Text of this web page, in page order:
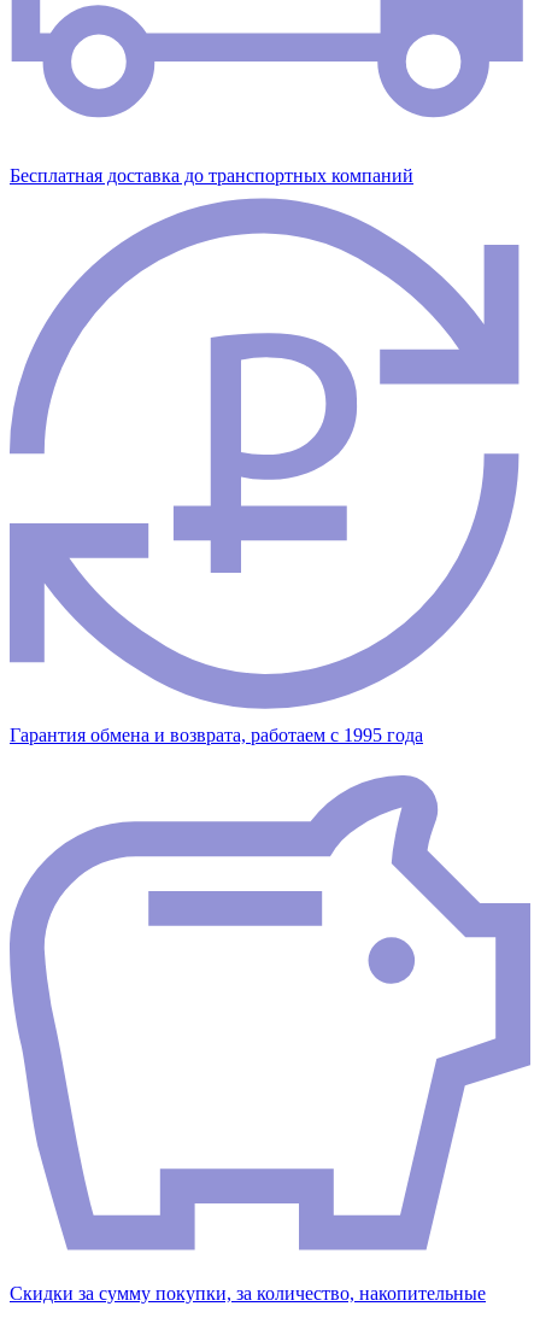
Бесплатная доставка до транспортных компаний
Гарантия обмена и возврата, работаем с 1995 года
Скидки за сумму покупки, за количество, накопительные